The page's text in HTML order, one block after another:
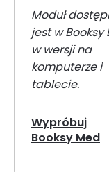
Moduł
jest w Booksy
w wersji na
komputerze i
tablecie.
Wypróbuj
Booksy Med